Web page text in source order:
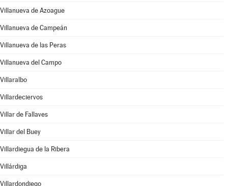
Villanueva de Azoague
Villanueva de Campeán
Villanueva de las Peras
Villanueva del Campo
Villaralbo
Villardeciervos
Villar de Fallaves
Villar del Buey
Villardiegua de la Ribera
Villárdiga
Villardondiego